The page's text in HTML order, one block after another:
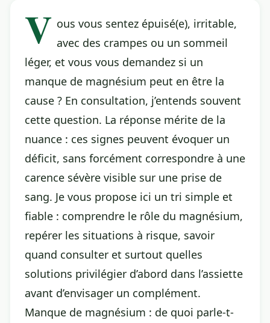
V ous vous sentez épuisé(e), irritable,
avec des crampes ou un sommeil
léger, et vous vous demandez si un
manque de magnésium peut en être la
cause ? En consultation, j’entends souvent
cette question. La réponse mérite de la
nuance : ces signes peuvent évoquer un
déficit, sans forcément correspondre à une
carence sévère visible sur une prise de
sang. Je vous propose ici un tri simple et
fiable : comprendre le rôle du magnésium,
repérer les situations à risque, savoir
quand consulter et surtout quelles
solutions privilégier d’abord dans l’assiette
avant d’envisager un complément.
Manque de magnésium : de quoi parle-t-